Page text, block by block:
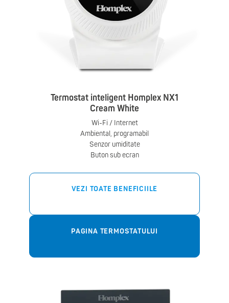
Termostat inteligent Homplex NX1
Cream White
Wi-Fi / Internet
Ambiental, programabil
Senzor umiditate
Buton sub ecran
VEZI TOATE BENEFICIILE
PAGINA TERMOSTATULUI